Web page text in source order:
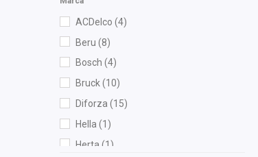
ACDelco (4)
Beru (8)
Bosch (4)
Bruck(10)
Diforza (15)
Hella (1)
Herta (1)